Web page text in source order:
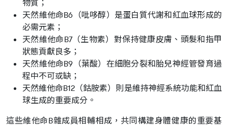
物質；
天然維他命B6（吡哆醇）是蛋白質代謝和紅血球形成的
必需元素；
天然維他命B7（生物素）對保持健康皮膚、頭髮和指甲
狀態貢獻良多；
天然維他命B9（葉酸）在細胞分裂和胎兒神經管發育過
程中不可或缺；
天然維他命B12（鈷胺素）則是維持神經系統功能和紅血
球生成的重要成分。
這些維他命B雜成員相輔相成，共同構建身體健康的重要基